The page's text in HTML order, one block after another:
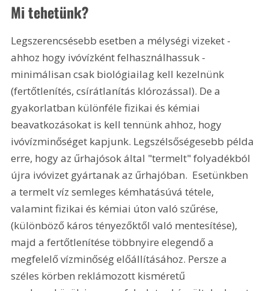
Mi tehetünk?
Legszerencsésebb esetben a mélységi vizeket -
ahhoz hogy ivóvízként felhasználhassuk -
minimálisan csak biológiailag kell kezelnünk
(fertőtlenítés, csírátlanítás klórozással). De a
gyakorlatban különféle fizikai és kémiai
beavatkozásokat is kell tennünk ahhoz, hogy
ivóvízminőséget kapjunk. Legszélsőségesebb példa
erre, hogy az űrhajósok által "termelt" folyadékból
újra ivóvizet gyártanak az űrhajóban.  Esetünkben
a termelt víz semleges kémhatásúvá tétele,
valamint fizikai és kémiai úton való szűrése,
(különböző káros tényezőktől való mentesítése),
majd a fertőtlenítése többnyire elegendő a
megfelelő vízminőség előállításához. Persze a
széles körben reklámozott kisméretű